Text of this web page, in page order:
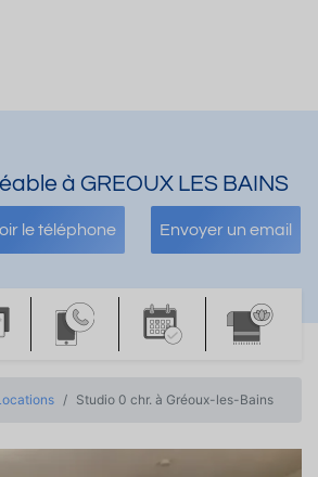
à GREOUX LES BAINS
le téléphone Envoyer un email
Studio 0 chr. à Gréoux-les-Bains